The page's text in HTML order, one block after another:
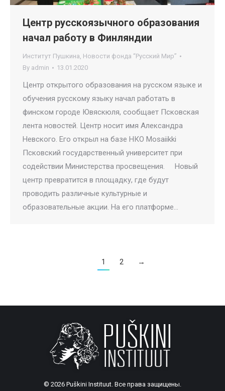
Центр русскоязычного образования
начал работу в Финляндии
Институт Пушкина, Новости фонда “Русский Мир”
By admin 13.01.2020
Центр открытого образования на русском языке и
обучения русскому языку начал работать в
финском городе Ювяскюля, сообщает Псковская
лента новостей. Центр носит имя Александра
Невского. Его открыл на базе НКО Mosaiikki
Псковский государственный университет при
содействии Министерства просвещения. Новый
центр превратится в площадку, где будут
проводить различные культурные и
образовательные акции. На его платформе…
1 2 →
© 2026 Puškini Instituut. Все права защищены.